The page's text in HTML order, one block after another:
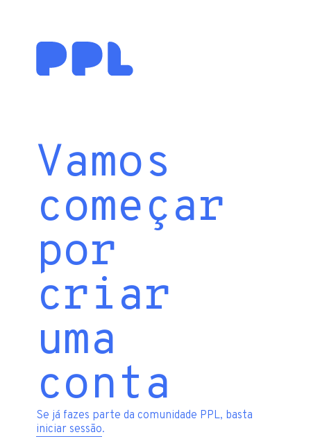
Vamos
começar
por
criar
uma
conta
Se já fazes parte da comunidade PPL, basta
iniciar sessão.